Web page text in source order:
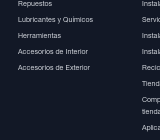
Repuestos
Lubricantes y Químicos
Herramientas
Accesorios de Interior
Accesorios de Exterior